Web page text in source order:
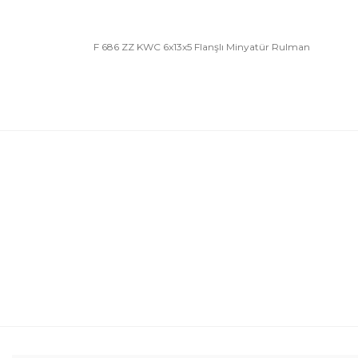
F 686 ZZ KWC 6x13x5 Flanşlı Minyatür Rulman